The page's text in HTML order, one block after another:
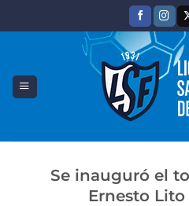
Se inauguró el
Ernesto